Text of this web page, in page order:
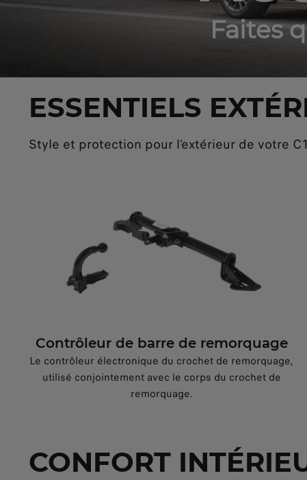
Faites
ESSENTIELS
Style et protection pour l’extérieur de votre
Contrôleur de barre de remorquage
Le contrôleur électronique du crochet de remorquage,
utilisé conjointement avec le corps du crochet de
remorquage.
CONFORT